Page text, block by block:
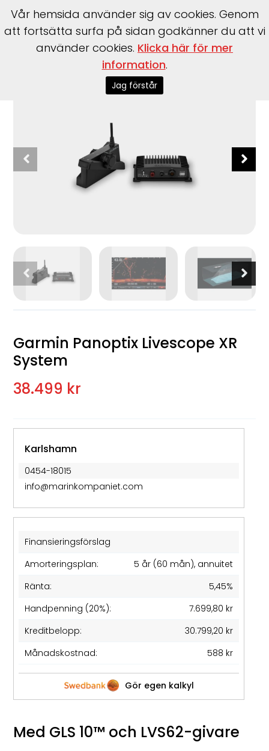
Garmin>Panoptix Livescope XR System
Garmin Panoptix Livescope XR
System
38.499 kr
Karlshamn
0454-18015
info@marinkompaniet.com
Finansieringsförslag
Amorteringsplan:
5 år (60 mån), annuitet
Ränta:
5,45%
Handpenning (20%):
7.699,80 kr
Kreditbelopp:
30.799,20 kr
Månadskostnad:
588 kr
Gör egen kalkyl
Med GLS 10™ och LVS62-givare
Vår hemsida använder sig av cookies. Genom
att fortsätta surfa på sidan godkänner du att vi
använder cookies. Klicka här för mer
information.
Jag förstår